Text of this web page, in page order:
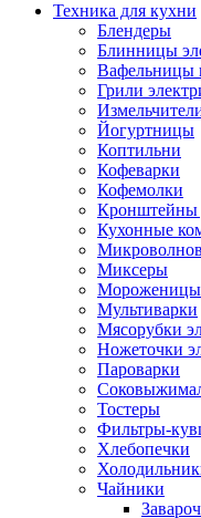
Техника для кухни
Блендеры
Блинницы
Вафельницы
Грили
Йогуртницы
Коптильни
Кофеварки
Кофемолки
Кронштейны
Кухонные
Миксеры
Мороженицы
Мультиварки
Мясорубки
Ножеточки
Пароварки
Тостеры
Фильтры-
Хлебопечки
Чайники